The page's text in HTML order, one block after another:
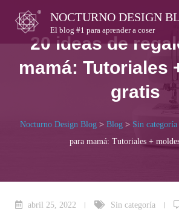
content
NOCTURNO DESIGN
El blog #1 para aprender a coser
20 ideas de
mamá: Tutoriales
gratis
Nocturno Design Blog> Blog> Sin categoría
para mamá: Tutoriales +
abril 25, 2022 Sin categoría